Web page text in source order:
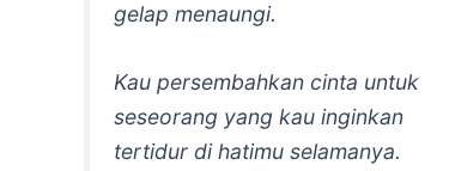
gelap menaungi.
Kau persembahkan cinta untuk
seseorang yang kau inginkan
tertidur di hatimu selamanya.